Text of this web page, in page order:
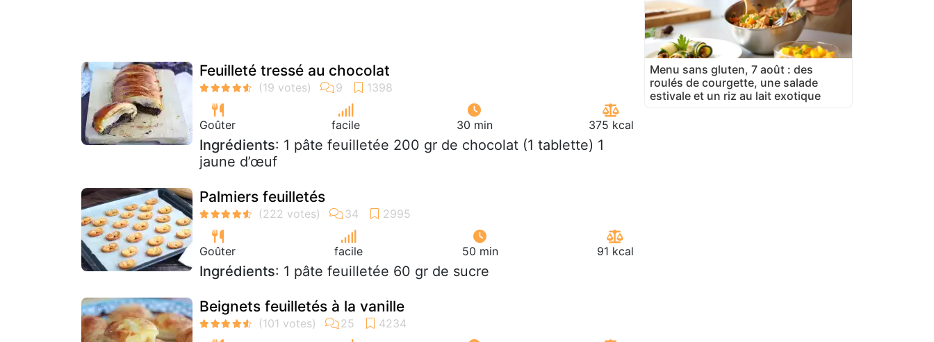
Feuilleté tressé au chocolat
Goûter facile 30 min 375 kcal
Ingrédients: 1 pâte feuilletée 200 gr de chocolat (1 tablette) 1
jaune d’œuf
Palmiers feuilletés
Goûter facile 50 min 91 kcal
Ingrédients: 1 pâte feuilletée 60 gr de sucre
Beignets feuilletés à la vanille
Menu sans gluten, 7 août : des
roulés de courgette, une salade
estivale et un riz au lait exotique